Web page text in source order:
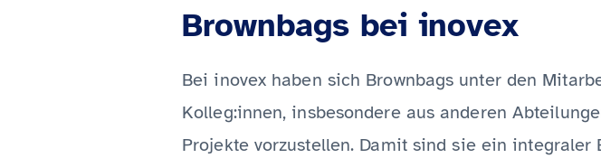
Brownbags bei inovex
Bei inovex haben sich Brownbags unter den
Kolleg:innen, insbesondere aus anderen
Projekte vorzustellen. Damit sind sie ein